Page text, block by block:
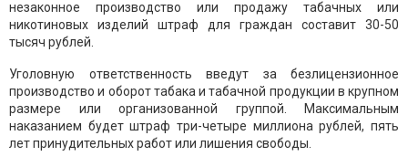
незаконное производство или продажу табачных или
никотиновых изделий штраф для граждан составит 30-50
тысяч рублей.
Уголовную ответственность введут за безлицензионное
производство и оборот табака и табачной продукции в крупном
размере или организованной группой. Максимальным
наказанием будет штраф три-четыре миллиона рублей, пять
лет принудительных работ или лишения свободы.